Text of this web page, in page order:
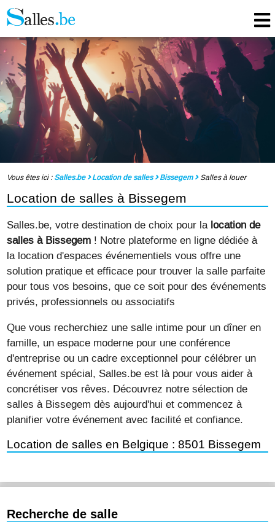
Vous êtes ici : Salles.be Location de salles Bissegem Salles à louer
Location de salles à Bissegem
Salles.be, votre destination de choix pour la location de
salles à Bissegem ! Notre plateforme en ligne dédiée à
la location d'espaces événementiels vous offre une
solution pratique et efficace pour trouver la salle parfaite
pour tous vos besoins, que ce soit pour des événements
privés, professionnels ou associatifs
Que vous recherchiez une salle intime pour un dîner en
famille, un espace moderne pour une conférence
d'entreprise ou un cadre exceptionnel pour célébrer un
événement spécial, Salles.be est là pour vous aider à
concrétiser vos rêves. Découvrez notre sélection de
salles à Bissegem dès aujourd'hui et commencez à
planifier votre événement avec facilité et confiance.
Location de salles en Belgique : 8501 Bissegem
Recherche de salle